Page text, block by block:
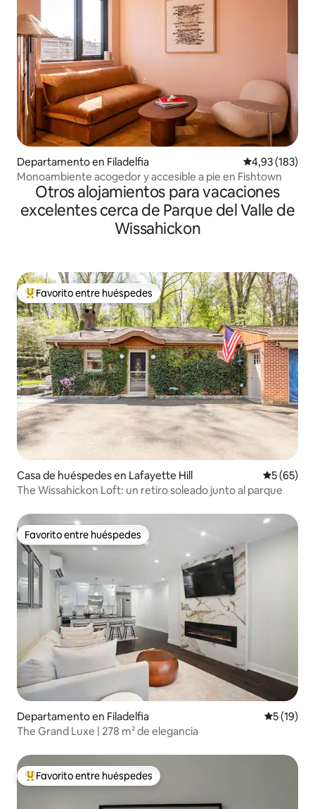
Departamento en Filadelfia Calificación
4,93 (183)
Monoambiente acogedor y accesible a pie en Fishtown
Otros alojamientos para vacaciones
excelentes cerca de Parque del Valle de
Wissahickon
Favorito entre los huéspedes más destacados
Favorito entre huéspedes
Casa de huéspedes en Lafayette Hill
5 (65)
The Wissahickon Loft: un retiro soleado junto al parque
Favorito entre huéspedes
Favorito entre huéspedes
Departamento en Filadelfia
5 (19)
The Grand Luxe | 278 m² de elegancia
Favorito entre los huéspedes más destacados
Favorito entre huéspedes